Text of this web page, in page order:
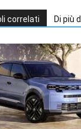
correlati Di più